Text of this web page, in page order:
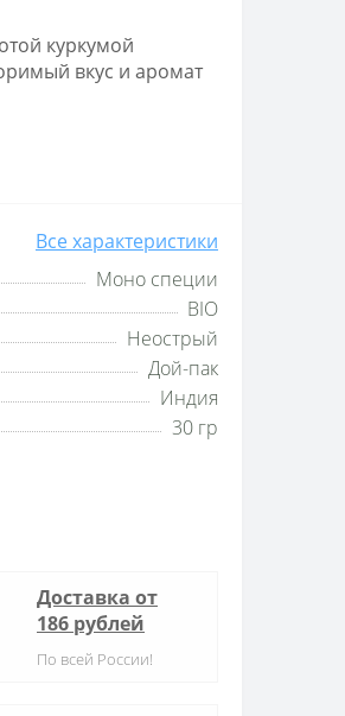
куркумой
вкус и аромат
Все характеристики
Моно специи
BIO
Неострый
Дой-пак
Индия
30 гр
Доставка от
186 рублей
По всей России!